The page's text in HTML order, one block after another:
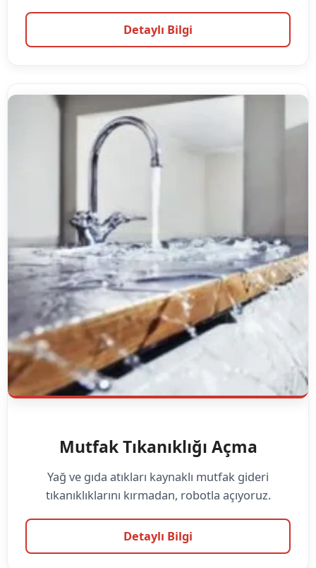
Detaylı Bilgi
Mutfak Tıkanıklığı Açma
Yağ ve gıda atıkları kaynaklı mutfak gideri
tıkanıklıklarını kırmadan, robotla açıyoruz.
Detaylı Bilgi